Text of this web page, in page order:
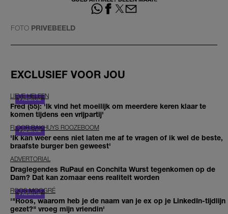
FOTO PRIVEBEELD
EXCLUSIEF VOOR JOU
LIEVE HELEEN
Fred (55): 'Ik vind het moeilijk om meerdere keren klaar te
komen tijdens een vrijpartij'
FLOOR BAKHUYS ROOZEBOOM
'Ik kan weer eens niet laten me af te vragen of ik wel de beste,
braafste burger ben geweest'
ADVERTORIAL
Draglegendes RuPaul en Conchita Wurst tegenkomen op de
Dam? Dat kan zomaar eens realiteit worden
ROOS MOGGRÉ
'"Roos, waarom heb je de naam van je ex op je LinkedIn-tijdlijn
gezet?" vroeg mijn vriendin'